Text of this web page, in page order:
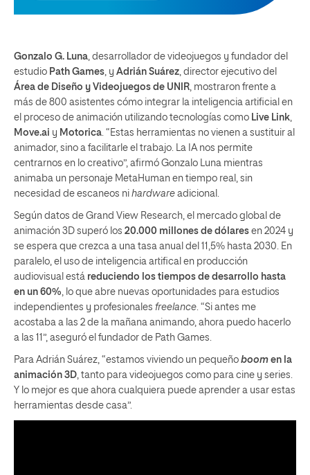
Gonzalo G. Luna, desarrollador de videojuegos y fundador del
estudio Path Games, y Adrián Suárez, director ejecutivo del
Área de Diseño y Videojuegos de UNIR, mostraron frente a
más de 800 asistentes cómo integrar la inteligencia artificial en
el proceso de animación utilizando tecnologías como Live Link,
Move.ai y Motorica. “Estas herramientas no vienen a sustituir al
animador, sino a facilitarle el trabajo. La IA nos permite
centrarnos en lo creativo”, afirmó Gonzalo Luna mientras
animaba un personaje MetaHuman en tiempo real, sin
necesidad de escaneos ni hardware adicional.
Según datos de Grand View Research, el mercado global de
animación 3D superó los 20.000 millones de dólares en 2024 y
se espera que crezca a una tasa anual del 11,5% hasta 2030. En
paralelo, el uso de inteligencia artifical en producción
audiovisual está reduciendo los tiempos de desarrollo hasta
en un 60%, lo que abre nuevas oportunidades para estudios
independientes y profesionales freelance. “Si antes me
acostaba a las 2 de la mañana animando, ahora puedo hacerlo
a las 11”, aseguró el fundador de Path Games.
Para Adrián Suárez, “estamos viviendo un pequeño boom en la
animación 3D, tanto para videojuegos como para cine y series.
Y lo mejor es que ahora cualquiera puede aprender a usar estas
herramientas desde casa”.